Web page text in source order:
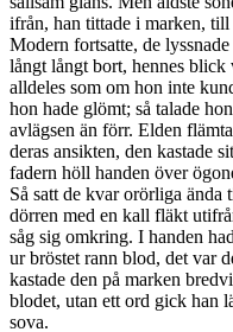
ifrån, han tittade i marken,
Modern fortsatte, de
långt långt bort, hennes
alldeles som om hon inte
hon hade glömt; så talade
avlägsen än förr. Elden
deras ansikten, den kastade
fadern höll handen över
Så satt de kvar orörliga
dörren med en kall fläkt
såg sig omkring. I handen
ur bröstet rann blod, det var
kastade den på marken
blodet, utan ett ord gick han
sova.